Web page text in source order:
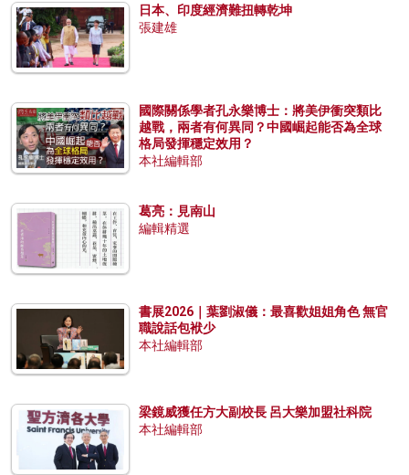
日本、印度經濟難扭轉乾坤
張建雄
國際關係學者孔永樂博士：將美伊衝突類比
越戰，兩者有何異同？中國崛起能否為全球
格局發揮穩定效用？
本社編輯部
葛亮：見南山
編輯精選
書展2026｜葉劉淑儀：最喜歡姐姐角色 無官
職說話包袱少
本社編輯部
梁鏡威獲任方大副校長 呂大樂加盟社科院
本社編輯部